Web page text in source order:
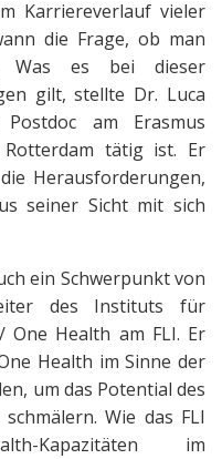
Karriereverlauf vieler
die Frage, ob man
Was es bei dieser
gilt, stellte Dr. Luca
am Erasmus
tätig ist. Er
Herausforderungen,
seiner Sicht mit sich
ein Schwerpunkt von
des Instituts für
One Health am FLI. Er
Health im Sinne der
um das Potential des
Wie das FLI
Kapazitäten im